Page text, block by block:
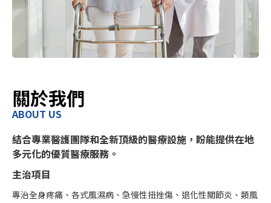
關於我們
ABOUT US
結合專業醫護團隊和全新頂級的醫療設施，盼能提供在地
多元化的優質醫療服務。
主治項目
專治全身疼痛、各式風濕病、急慢性扭挫傷、退化性關節炎、類風